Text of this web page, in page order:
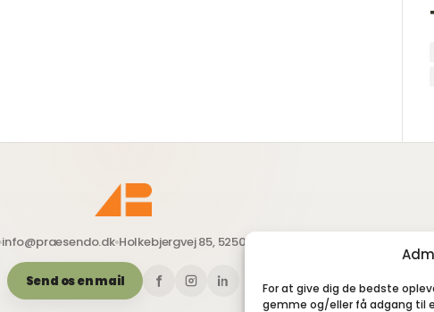
For at give dig de bedste
gemme og/eller få adgang til
info@praesendo.dk Holkebjergvej 85, 5250 Odense SV
Send os en mail